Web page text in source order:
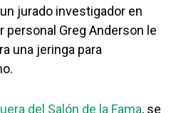
jurado investigador en
personal Greg Anderson le
una jeringa para
del Salón de la Fama, se